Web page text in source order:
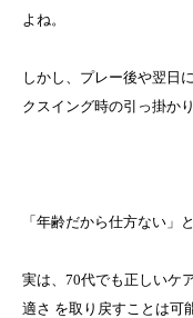
よね。
しかし、プレー後や翌日
クスイング時の引っ掛か
「年齢だから仕方ない」
実は、70代でも正しいケ
適さ を取り戻すことは可